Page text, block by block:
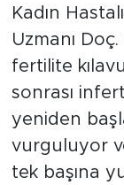
Kadın
Uzmanı
fertilite
sonrası
yeniden
vurguluyor
tek başına